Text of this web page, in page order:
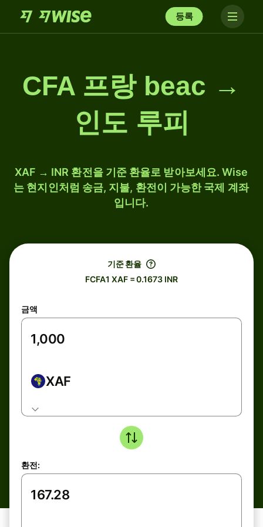
등록
CFA 프랑 beac →
인도 루피
XAF → INR 환전을 기준 환율로 받아보세요. Wise
는 현지인처럼 송금, 지불, 환전이 가능한 국제 계좌
입니다.
기준 환율
FCFA1 XAF = 0.1673 INR
금액
XAF
환전: